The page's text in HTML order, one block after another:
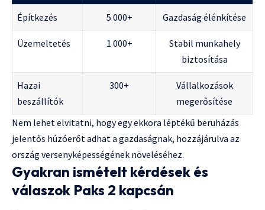
Építkezés 5 000+ Gazdaság élénkítése
Üzemeltetés 1 000+
Stabil munkahely
biztosítása
Hazai
beszállítók
300+
Vállalkozások
megerősítése
Nem lehet elvitatni, hogy egy ekkora léptékű beruházás
jelentős húzóerőt adhat a gazdaságnak, hozzájárulva az
ország versenyképességének növeléséhez.
Gyakran ismételt kérdések és
válaszok Paks 2 kapcsán